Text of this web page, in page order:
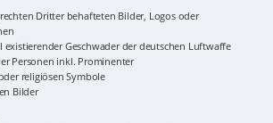
Dritter behafteten Bilder, Logos oder
existierender Geschwader der deutschen Luftwaffe
Personen inkl. Prominenter
religiösen Symbole
Bilder